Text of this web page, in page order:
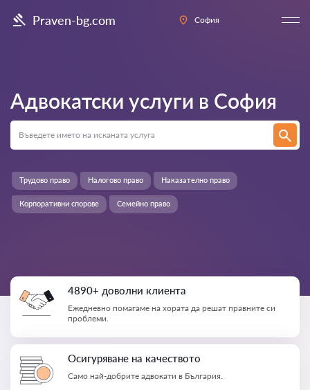
Praven-bg.com София
Адвокатски услуги в София
Семейно право
Трудово право Налогово право Наказателно право
Корпоративни спорове
4890+ доволни клиента
Ежедневно помагаме на хората да решат правните си
проблеми.
Осигуряване на качеството
Само най-добрите адвокати в България.